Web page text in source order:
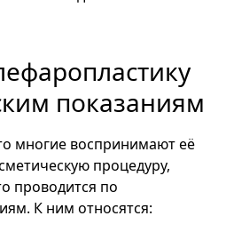
показаниям
многие воспринимают её
процедуру,
проводится по
К ним относятся: